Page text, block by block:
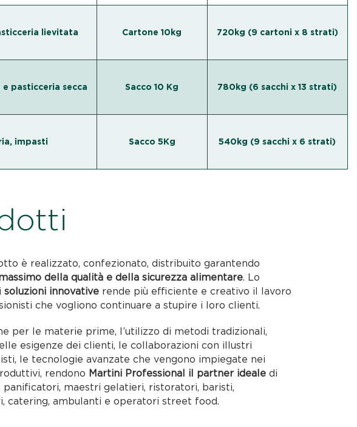
lievitata Cartone 10kg 720kg (9 cartoni x 8 strati)
pasticceria secca Sacco 10 Kg 780kg (6 sacchi x 13 strati)
impasti Sacco 5Kg 540kg (9 sacchi x 6 strati)
è realizzato, confezionato, distribuito garantendo
della qualità e della sicurezza alimentare. Lo
soluzioni innovative rende più efficiente e creativo il lavoro
che vogliono continuare a stupire i loro clienti.
per le materie prime, l’utilizzo di metodi tradizionali,
esigenze dei clienti, le collaborazioni con illustri
le tecnologie avanzate che vengono impiegate nei
rendono Martini Professional il partner ideale di
panificatori, maestri gelatieri, ristoratori, baristi,
catering, ambulanti e operatori street food.